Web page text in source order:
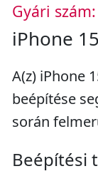
Gyári szám:
iPhone
A(z) iPhone
beépítése
során
Beépítési